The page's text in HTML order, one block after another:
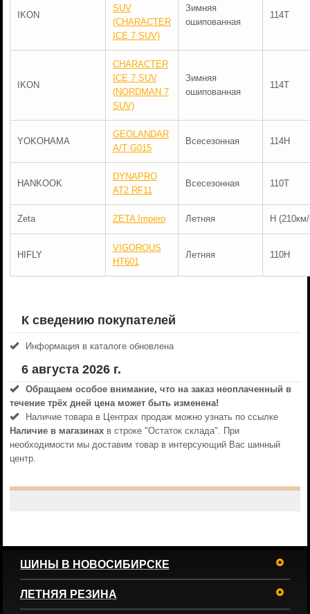
IKON
SUV
(CHARACTER
ICE 7 SUV)
Зимняя
ошипованная
114T
IKON
CHARACTER
ICE 7 SUV
(NORDMAN 7
SUV)
Зимняя
ошипованная
114T
YOKOHAMA
GEOLANDAR
A/T G015
Всесезонная 114H
HANKOOK
DYNAPRO
AT2 RF11
Всесезонная 110T
Zeta ZETA Impero Летняя H
HIFLY
VIGOROUS
HT601
Летняя 110H
К сведению покупателей
Информация в каталоге обновлена
6 августа 2026 г.
Обращаем особое внимание, что на заказ неоплаченный в
течениe трёх дней цена может быть изменена!
Наличие товара в Центрах продаж можно узнать по ссылке
Наличие в магазинахв строке "Остаток склада". При
необходимости мы доставим товар в интерсующий Вас шинный
центр.
ШИНЫ В НОВОСИБИРСКЕ
ЛЕТНЯЯ РЕЗИНА